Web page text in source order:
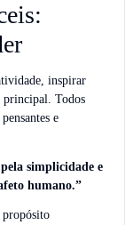
inspirar
principal. Todos
e
simplicidade e
humano.”
propósito